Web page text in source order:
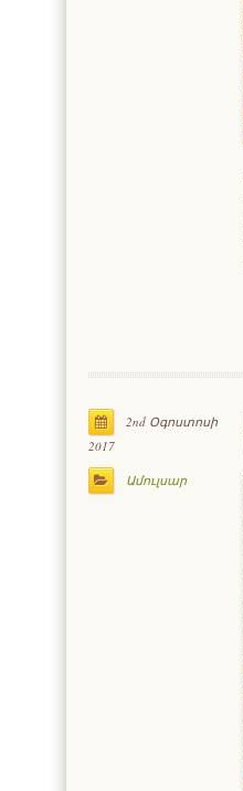
2nd Օգոստոսի
2017
Ամուլսար